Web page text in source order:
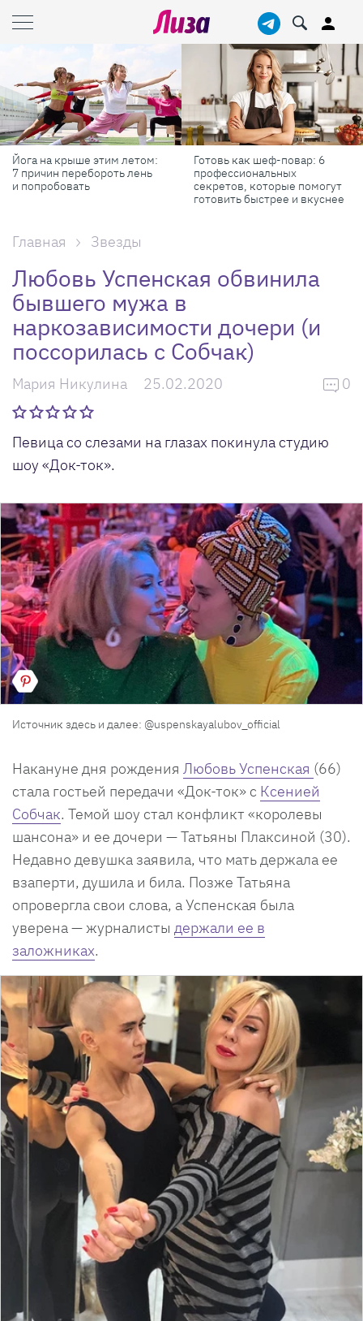
Йога на крыше этим летом:
7 причин перебороть лень
и попробовать
Готовь как шеф-повар: 6
профессиональных
секретов, которые помогут
готовить быстрее и вкуснее
Главная Звезды
Любовь Успенская обвинила
бывшего мужа в
наркозависимости дочери (и
поссорилась с Собчак)
Мария Никулина 25.02.2020 0
Певица со слезами на глазах покинула студию
шоу «Док-ток».
Источник здесь и далее: @uspenskayalubov_official
Накануне дня рождения Любовь Успенская (66)
стала гостьей передачи «Док-ток» с Ксенией
Собчак. Темой шоу стал конфликт «королевы
шансона» и ее дочери — Татьяны Плаксиной (30).
Недавно девушка заявила, что мать держала ее
взаперти, душила и била. Позже Татьяна
опровергла свои слова, а Успенская была
уверена — журналисты держали ее в
заложниках.